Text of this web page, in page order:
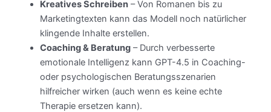
Kreatives Schreiben – Von Romanen bis zu
Marketingtexten kann das Modell noch natürlicher
klingende Inhalte erstellen.
Coaching & Beratung – Durch verbesserte
emotionale Intelligenz kann GPT-4.5 in Coaching-
oder psychologischen Beratungsszenarien
hilfreicher wirken (auch wenn es keine echte
Therapie ersetzen kann).